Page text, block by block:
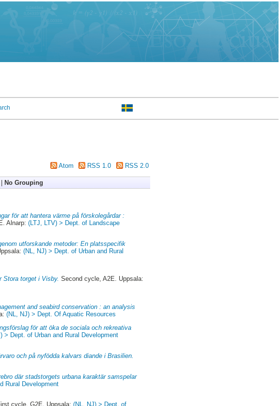
Atom RSS 1.0 RSS 2.0
No Grouping
för att hantera värme på förskolegårdar :
Alnarp:(LTJ, LTV) > Dept. of Landscape
utforskande metoder: En platsspecifik
(NL, NJ) > Dept. of Urban and Rural
Stora torget i Visby. Second cycle, A2E. Uppsala:
and seabird conservation : an analysis
(NL, NJ) > Dept. Of Aquatic Resources
för att öka de sociala och rekreativa
> Dept. of Urban and Rural Development
och på nyfödda kalvars diande i Brasilien.
där stadstorgets urbana karaktär samspelar
Rural Development
cycle, G2E. Uppsala:(NL, NJ) > Dept. of